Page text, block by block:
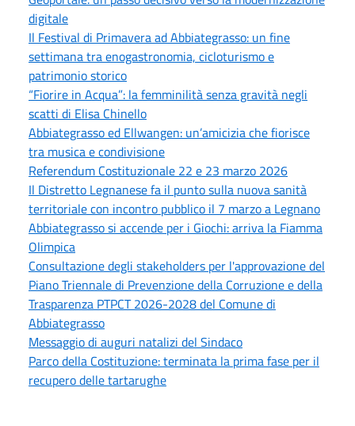
digitale
Il Festival di Primavera ad Abbiategrasso: un fine
settimana tra enogastronomia, cicloturismo e
patrimonio storico
“Fiorire in Acqua”: la femminilità senza gravità negli
scatti di Elisa Chinello
Abbiategrasso ed Ellwangen: un’amicizia che fiorisce
tra musica e condivisione
Referendum Costituzionale 22 e 23 marzo 2026
Il Distretto Legnanese fa il punto sulla nuova sanità
territoriale con incontro pubblico il 7 marzo a Legnano
Abbiategrasso si accende per i Giochi: arriva la Fiamma
Olimpica
Consultazione degli stakeholders per l'approvazione del
Piano Triennale di Prevenzione della Corruzione e della
Trasparenza PTPCT 2026-2028 del Comune di
Abbiategrasso
Messaggio di auguri natalizi del Sindaco
Parco della Costituzione: terminata la prima fase per il
recupero delle tartarughe